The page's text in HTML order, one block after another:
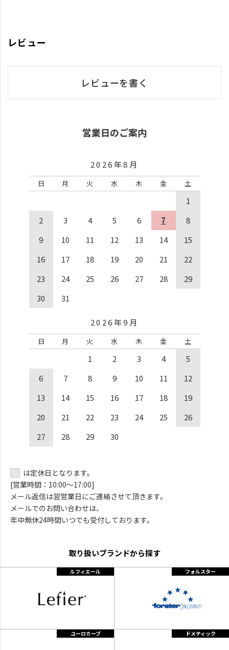
レビュー
レビューを書く
営業日のご案内
2026年8月
日 月 火 水 木 金 土
1
2
3 4 5 6 7
8
9
10 11 12 13 14
15
16
17 18 19 20 21
22
23
24 25 26 27 28
29
30
31
2026年9月
日 月 火 水 木 金 土
1 2 3 4
5
6
7 8 9 10 11
12
13
14 15 16 17 18
19
20
21 22 23 24 25
26
27
28 29 30
は定休日となります。
[営業時間：10:00～17:00]
メール返信は翌営業日にご連絡させて頂きます。
メールでのお問い合わせは、
年中無休24時間いつでも受付しております。
取り扱いブランドから探す
ルフィエール フォルスター
ユーロカーブ ドメティック